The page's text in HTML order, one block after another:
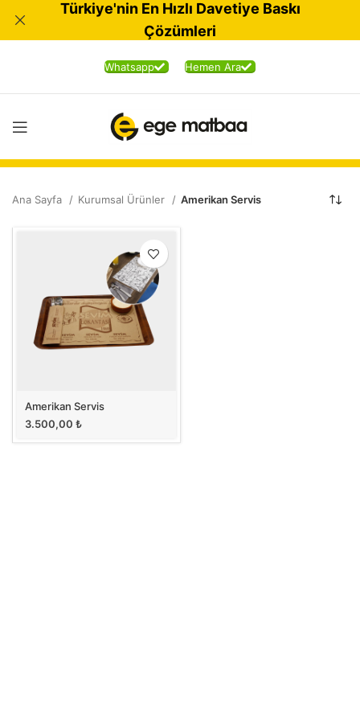
Whatsapp Hemen Ara
Ana Sayfa Kurumsal Ürünler Amerikan Servis
Amerikan Servis
3.500,00 ₺
Türkiye'nin En Hızlı Davetiye Baskı
Çözümleri